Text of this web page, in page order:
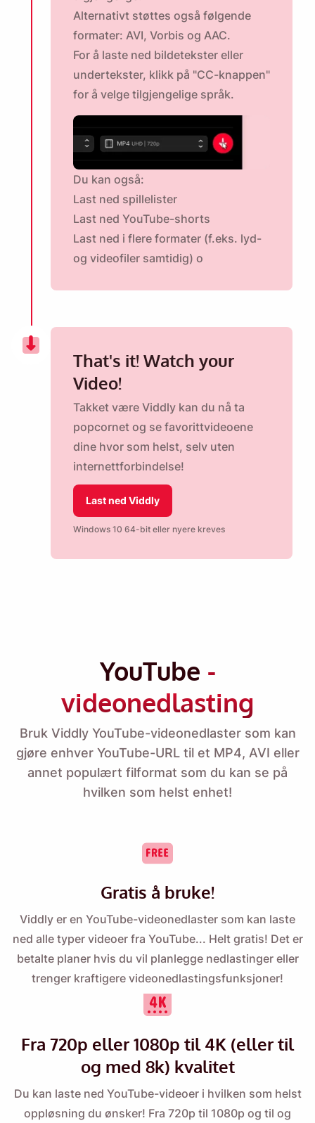
Alternativt støttes også følgende
formater: AVI, Vorbis og AAC.
For å laste ned bildetekster eller
undertekster, klikk på "CC-knappen"
for å velge tilgjengelige språk.
Du kan også:
Last ned spillelister
Last ned YouTube-shorts
Last ned i flere formater (f.eks. lyd-
og videofiler samtidig) o
That's it! Watch your
Video!
Takket være Viddly kan du nå ta
popcornet og se favorittvideoene
dine hvor som helst, selv uten
internettforbindelse!
Last ned Viddly
Windows 10 64-bit eller nyere kreves
YouTube -
videonedlasting
Bruk Viddly YouTube-videonedlaster som kan
gjøre enhver YouTube-URL til et MP4, AVI eller
annet populært filformat som du kan se på
hvilken som helst enhet!
Gratis å bruke!
Viddly er en YouTube-videonedlaster som kan laste
ned alle typer videoer fra YouTube... Helt gratis! Det er
betalte planerhvis du vil planlegge nedlastinger eller
trenger kraftigere videonedlastingsfunksjoner!
Fra 720p eller 1080p til 4K (eller til
og med 8k) kvalitet
Du kan laste ned YouTube-videoer i hvilken som helst
oppløsning du ønsker! Fra 720p til 1080p og til og